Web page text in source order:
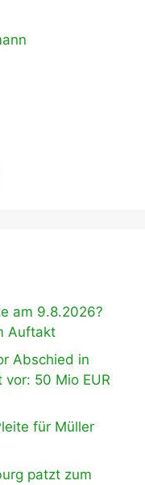
am 9.8.2026?
Auftakt
Abschied in
50 Mio EUR
für Müller
patzt zum